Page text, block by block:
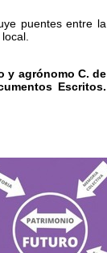
puentes entre la
y agrónomo C. de
Escritos.